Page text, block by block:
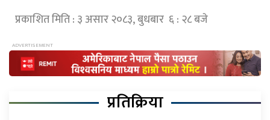
प्रकाशित मिति : ३ असार २०८३, बुधबार ६ : २८ बजे
प्रतिक्रिया